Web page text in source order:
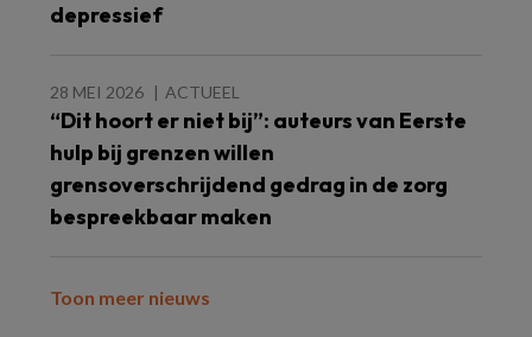
depressief
28 MEI 2026 ACTUEEL
“Dit hoort er niet bij”: auteurs van Eerste
hulp bij grenzen willen
grensoverschrijdend gedrag in de zorg
bespreekbaar maken
Toon meer nieuws